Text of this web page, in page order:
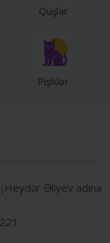
Quşlar
Pişiklər
Əliyev adına